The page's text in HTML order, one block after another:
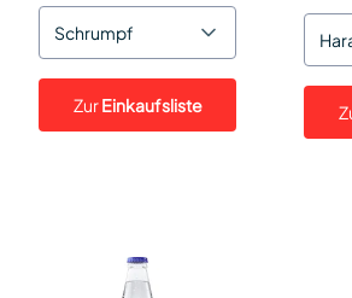
Schrumpf
ZurEinkaufsliste